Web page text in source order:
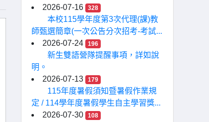
2026-07-16
328
本校115學年度第3次代理(課)教
師甄選簡章(一次公告分次招考-考試...
2026-07-24
196
新生雙語營隊提醒事項，詳如說
明。
2026-07-13
179
115年度暑假須知暨暑假作業規
定 / 114學年度暑假學生自主學習獎...
2026-07-30
108